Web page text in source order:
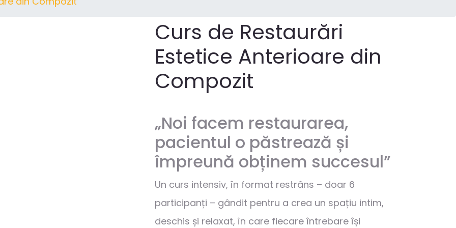
Curs de Restaurări
Estetice Anterioare din
Compozit
„Noi facem restaurarea,
pacientul o păstrează și
împreună obținem succesul”
Un curs intensiv, în format restrâns – doar 6
participanți – gândit pentru a crea un spațiu intim,
deschis și relaxat, în care fiecare întrebare își